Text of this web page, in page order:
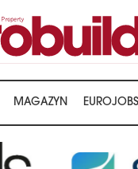
MAGAZYN